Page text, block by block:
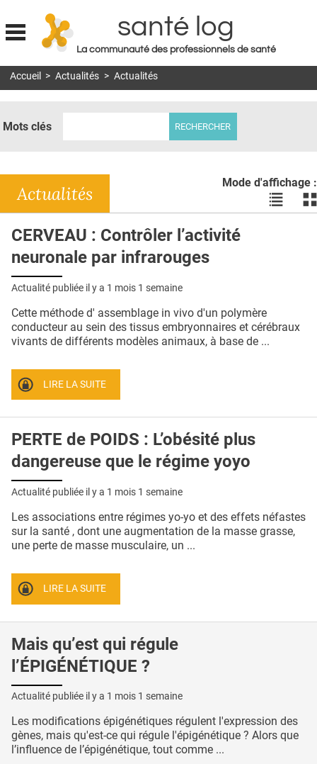
Jump to navigation
santé log
La communauté des professionnels de santé
MON COMPTE
DOSSIERS
RÉSEAUX
E-REVUE SAD
QUI SOMMES-NOUS ?
CONDITIONS GÉNÉRALES
CRÉDITS
Accueil > Actualités > Actualités
Mots clés
Mode d'affichage :
Voir
les
les
Actualités
CERVEAU : Contrôler l’activité
neuronale par infrarouges
Actualité publiée il y a 1 mois 1 semaine
Cette méthode d' assemblage in vivo d'un polymère
conducteur au sein des tissus embryonnaires et cérébraux
vivants de différents modèles animaux, à base de ...
LIRE LA SUITE
PERTE de POIDS : L’obésité plus
dangereuse que le régime yoyo
Actualité publiée il y a 1 mois 1 semaine
Les associations entre régimes yo-yo et des effets néfastes
sur la santé , dont une augmentation de la masse grasse,
une perte de masse musculaire, un ...
LIRE LA SUITE
Mais qu’est qui régule
l’ÉPIGÉNÉTIQUE ?
Actualité publiée il y a 1 mois 1 semaine
Les modifications épigénétiques régulent l'expression des
gènes, mais qu'est-ce qui régule l'épigénétique ? Alors que
l’influence de l’épigénétique, tout comme ...